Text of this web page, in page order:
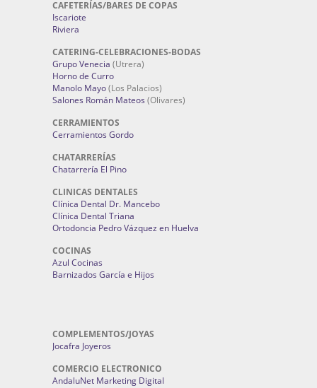
CAFETERÍAS/BARES DE COPAS
Iscariote
Riviera
CATERING-CELEBRACIONES-BODAS
Grupo Venecia (Utrera)
Horno de Curro
Manolo Mayo(Los Palacios)
Salones Román Mateos (Olivares)
CERRAMIENTOS
Cerramientos Gordo
CHATARRERÍAS
Chatarrería El Pino
CLINICAS DENTALES
Clínica Dental Dr. Mancebo
Clínica Dental Triana
Ortodoncia Pedro Vázquez en Huelva
COCINAS
Azul Cocinas
Barnizados García e Hijos
COMPLEMENTOS/JOYAS
Jocafra Joyeros
COMERCIO ELECTRONICO
AndaluNet Marketing Digital